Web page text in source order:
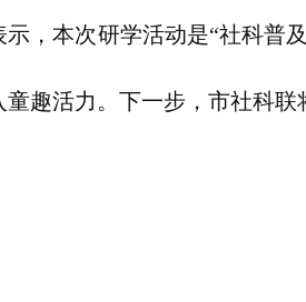
，本次研学活动是“社科普
趣活力。下一步，市社科